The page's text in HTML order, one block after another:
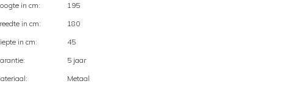
in cm:
195
in cm:
180
in cm:
45
5 jaar
Metaal